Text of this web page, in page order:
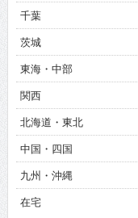
千葉
茨城
東海・中部
関西
北海道・東北
中国・四国
九州・沖縄
在宅